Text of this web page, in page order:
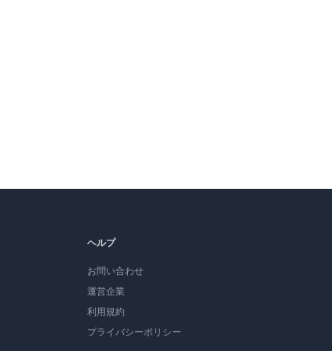
ヘルプ
お問い合わせ
運営企業
利用規約
プライバシーポリシー